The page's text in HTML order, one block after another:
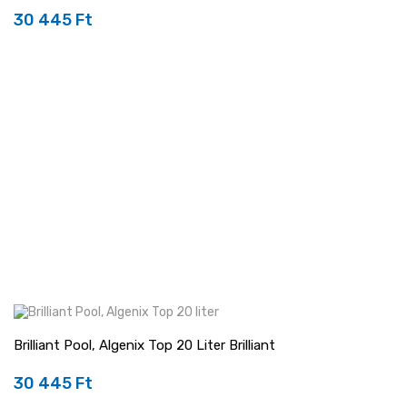
Ár
30 445 Ft
Brilliant Pool, Algenix Top 20 Liter Brilliant
Ár
30 445 Ft